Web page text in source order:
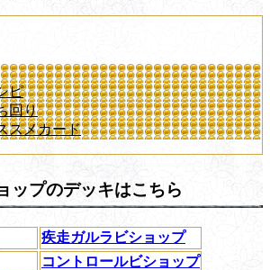
ピ
回り
スメカード
ップのデッキはこちら
疾走ガルラビショップ
コントロールビショップ